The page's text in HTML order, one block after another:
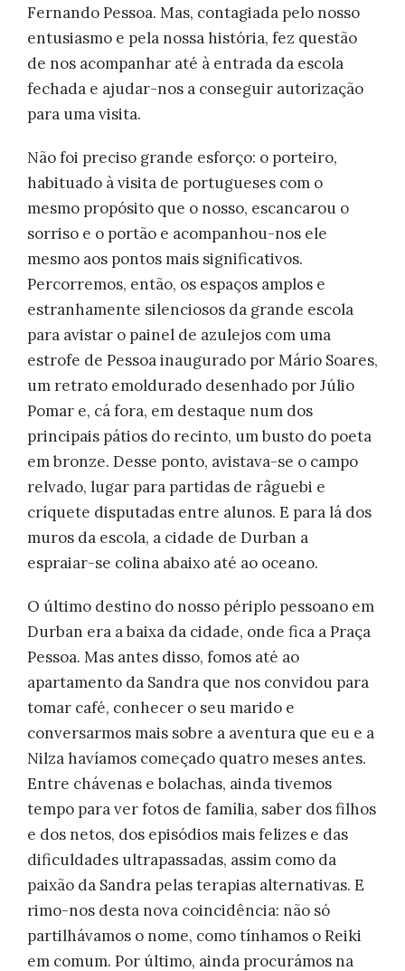
Fernando Pessoa. Mas, contagiada pelo nosso
entusiasmo e pela nossa história, fez questão
de nos acompanhar até à entrada da escola
fechada e ajudar-nos a conseguir autorização
para uma visita.
Não foi preciso grande esforço: o porteiro,
habituado à visita de portugueses com o
mesmo propósito que o nosso, escancarou o
sorriso e o portão e acompanhou-nos ele
mesmo aos pontos mais significativos.
Percorremos, então, os espaços amplos e
estranhamente silenciosos da grande escola
para avistar o painel de azulejos com uma
estrofe de Pessoa inaugurado por Mário Soares,
um retrato emoldurado desenhado por Júlio
Pomar e, cá fora, em destaque num dos
principais pátios do recinto, um busto do poeta
em bronze. Desse ponto, avistava-se o campo
relvado, lugar para partidas de râguebi e
críquete disputadas entre alunos. E para lá dos
muros da escola, a cidade de Durban a
espraiar-se colina abaixo até ao oceano.
O último destino do nosso périplo pessoano em
Durban era a baixa da cidade, onde fica a Praça
Pessoa. Mas antes disso, fomos até ao
apartamento da Sandra que nos convidou para
tomar café, conhecer o seu marido e
conversarmos mais sobre a aventura que eu e a
Nilza havíamos começado quatro meses antes.
Entre chávenas e bolachas, ainda tivemos
tempo para ver fotos de família, saber dos filhos
e dos netos, dos episódios mais felizes e das
dificuldades ultrapassadas, assim como da
paixão da Sandra pelas terapias alternativas. E
rimo-nos desta nova coincidência: não só
partilhávamos o nome, como tínhamos o Reiki
em comum. Por último, ainda procurámos na